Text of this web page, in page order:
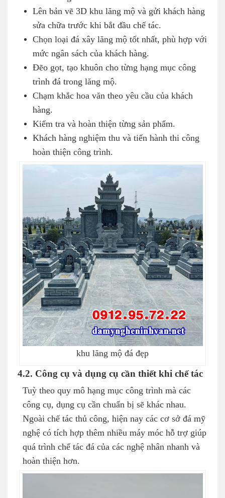
Lên bản vẽ 3D khu lăng mộ và gửi khách hàng
sửa chữa trước khi bắt đầu chế tác.
Chọn loại đá xây lăng mộ tốt nhất, phù hợp với
mức ngân sách của khách hàng.
Đẽo gọt, tạo khuôn cho từng hạng mục công
trình đá trong lăng mộ.
Chạm khắc hoa văn theo yêu cầu của khách
hàng.
Kiểm tra và hoàn thiện từng sản phẩm.
Khách hàng nghiệm thu và tiến hành thi công
hoàn thiện công trình.
khu lăng mộ đá đẹp
4.2. Công cụ và dụng cụ cần thiết khi chế tác
Tuỳ theo quy mô hạng mục công trình mà các
công cụ, dụng cụ cần chuẩn bị sẽ khác nhau.
Ngoài chế tác thủ công, hiện nay các cơ sở đá mỹ
nghệ có tích hợp thêm nhiều máy móc hỗ trợ giúp
quá trình chế tác đá của các nghệ nhân nhanh và
hoàn thiện hơn.